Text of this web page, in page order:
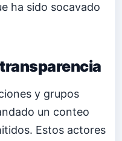
ha sido socavado
y grupos
un conteo
Estos actores